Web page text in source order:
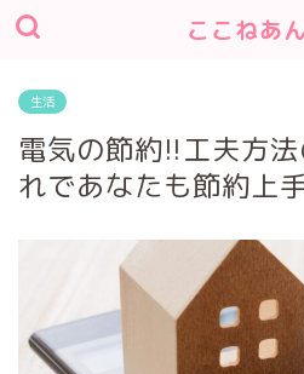
ここねあ
生活
電気の節約!!工夫方
れであなたも節約上